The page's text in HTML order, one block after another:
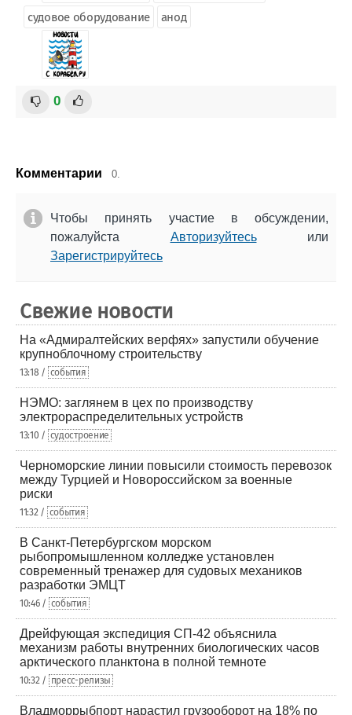
судовое оборудование
анод
0
Комментарии 0.
Чтобы принять участие в обсуждении,
пожалуйста Авторизуйтесьили
Зарегистрируйтесь
Свежие новости
На «Адмиралтейских верфях» запустили обучение
крупноблочному строительству
13:18 / события
НЭМО: заглянем в цех по производству
электрораспределительных устройств
13:10 / судостроение
Черноморские линии повысили стоимость перевозок
между Турцией и Новороссийском за военные
риски
11:32 / события
В Санкт-Петербургском морском
рыбопромышленном колледже установлен
современный тренажер для судовых механиков
разработки ЭМЦТ
10:46 / события
Дрейфующая экспедиция СП-42 объяснила
механизм работы внутренних биологических часов
арктического планктона в полной темноте
10:32 / пресс-релизы
Владморрыбпорт нарастил грузооборот на 18% по